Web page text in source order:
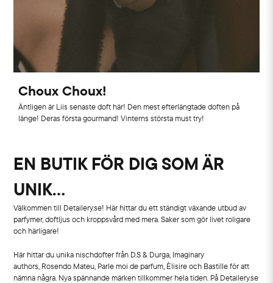
Choux Choux!
Äntligen är Liis senaste doft här! Den mest efterlängtade doften på
länge! Deras första gourmand! Vinterns största must try!
EN BUTIK FÖR DIG SOM ÄR
UNIK...
Välkommen till Detailery.se! Här hittar du ett ständigt växande utbud av
parfymer, doftljus och kroppsvård med mera. Saker som gör livet roligare
och härligare!
Här hittar du unika nischdofter från D.S & Durga, Imaginary
authors, Rosendo Mateu, Parle moi de parfum, Èlisire och Bastille för att
nämna några. Nya spännande märken tillkommer hela tiden. På Detailery.se